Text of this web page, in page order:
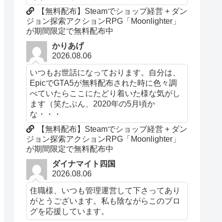
【無料配布】Steamでショップ経営 + ダン
ジョン探索アクションRPG「Moonlighter」
が期間限定で無料配布中
かりあげ
2026.08.06
いつもお世話になっております。自分は、
EpicでGTA5が無料配布された時に色々調
べていたらここにたどり着いた様な気がし
ます（笑たぶん、2020年の5月頃か
な・・・
【無料配布】Steamでショップ経営 + ダン
ジョン探索アクションRPG「Moonlighter」
が期間限定で無料配布中
ダイナマイト四国
2026.08.06
住職様、いつも管理運営して下さってあり
がとうございます。私も陰ながらこのブロ
グを応援しています。